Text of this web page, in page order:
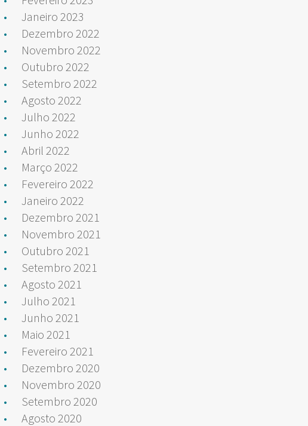
Janeiro 2023
Dezembro 2022
Novembro 2022
Outubro 2022
Setembro 2022
Agosto 2022
Julho 2022
Junho 2022
Abril 2022
Março 2022
Fevereiro 2022
Janeiro 2022
Dezembro 2021
Novembro 2021
Outubro 2021
Setembro 2021
Agosto 2021
Julho 2021
Junho 2021
Maio 2021
Fevereiro 2021
Dezembro 2020
Novembro 2020
Setembro 2020
Agosto 2020